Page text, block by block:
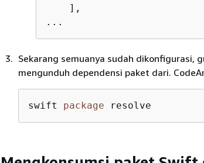
    ],
...
Sekarang semuanya sudah dikonfigurasi,
mengunduh dependensi paket dari.
swift package resolve